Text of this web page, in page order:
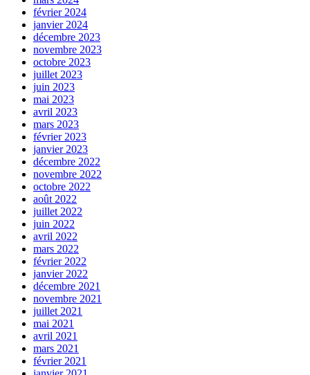
février 2024
janvier 2024
décembre 2023
novembre 2023
octobre 2023
juillet 2023
juin 2023
mai 2023
avril 2023
mars 2023
février 2023
janvier 2023
décembre 2022
novembre 2022
octobre 2022
août 2022
juillet 2022
juin 2022
avril 2022
mars 2022
février 2022
janvier 2022
décembre 2021
novembre 2021
juillet 2021
mai 2021
avril 2021
mars 2021
février 2021